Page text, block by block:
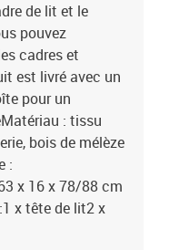
de lit et le
pouvez
cadres et
est livré avec un
pour un
: tissu
bois de mélèze
:
x 16 x 78/88 cm
x tête de lit2 x